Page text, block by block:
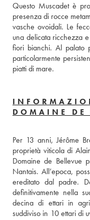
Questo Muscadet è
presenza di rocce
vasche ovoidali. Le
una delicata ricchezza
fiori bianchi. Al palato
particolarmente
piatti di mare.
DOMAINE DE
Per 13 anni, Jérôme
proprietà viticola di
Domaine de Bellevue
Nantais. All’epoca,
ereditato dal padre.
definitivamente nella
decina di ettari in
suddiviso in 10 ettari di